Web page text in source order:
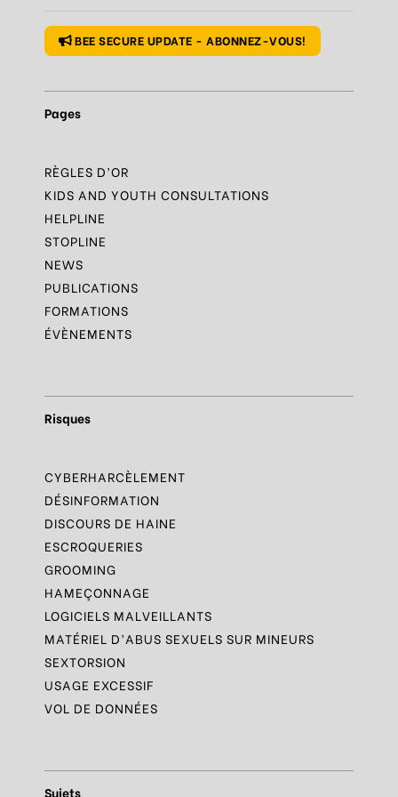
BEE SECURE UPDATE - ABONNEZ-VOUS!
Pages
RÈGLES D’OR
KIDS AND YOUTH CONSULTATIONS
HELPLINE
STOPLINE
NEWS
PUBLICATIONS
FORMATIONS
ÉVÈNEMENTS
Risques
CYBERHARCÈLEMENT
DÉSINFORMATION
DISCOURS DE HAINE
ESCROQUERIES
GROOMING
HAMEÇONNAGE
LOGICIELS MALVEILLANTS
MATÉRIEL D’ABUS SEXUELS SUR MINEURS
SEXTORSION
USAGE EXCESSIF
VOL DE DONNÉES
Sujets